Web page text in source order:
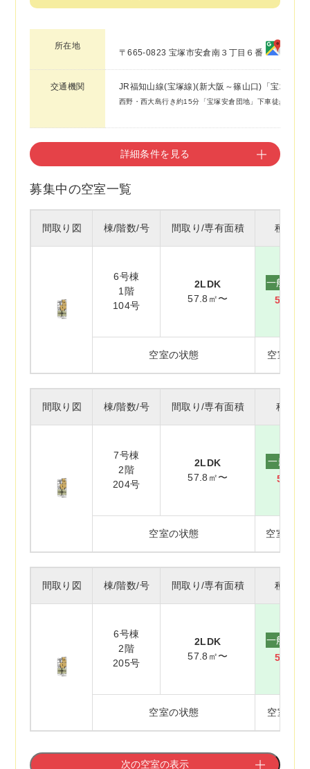
所在地
〒665-0823 宝塚市安倉南３丁目６番
交通機関 JR福知山線(宝塚線)(新大阪～篠山口)「宝塚」駅
西野・西大島行き約15分「宝塚安倉団地」下車徒歩約1分
詳細条件を見る
募集中の空室一覧
間取り図 棟/階数/号 間取り/専有面積 種別/家
6号棟
1階
104号
2LDK
57.8㎡〜
一般賃貸
59,700
空室の状態 空室(未
間取り図 棟/階数/号 間取り/専有面積 種別/
7号棟
2階
204号
2LDK
57.8㎡〜
一般賃貸
空室の状態 空室(入
間取り図 棟/階数/号 間取り/専有面積 種別/家
6号棟
2階
205号
2LDK
57.8㎡〜
一般賃貸
59,700
空室の状態 空室(未
次の空室の表示